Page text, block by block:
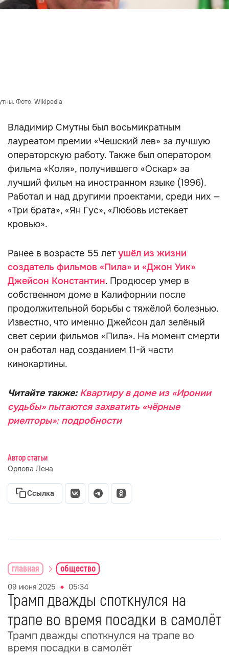
Фото: Wikipedia
Владимир Смутны был восьмикратным
лауреатом премии «Чешский лев» за лучшую
операторскую работу. Также был оператором
фильма «Коля», получившего «Оскар» за
лучший фильм на иностранном языке (1996).
Работал и над другими проектами, среди них —
«Три брата», «Ян Гус», «Любовь истекает
кровью».
Ранее в возрасте 55 летушёл из жизни
создатель фильмов «Пила» и «Джон Уик»
Джейсон Константин. Продюсер умер в
собственном доме в Калифорнии после
продолжительной борьбы с тяжёлой болезнью.
Известно, что именно Джейсон дал зелёный
свет серии фильмов «Пила». На момент смерти
он работал над созданием 11-й части
кинокартины.
Читайте также: Квартиру в доме из «Иронии
судьбы» пытаются захватить «чёрные
риелторы»: подробности
Автор статьи
Орлова Лена
Ссылка
главная общество
09 июня 2025 05:34
Трамп дважды споткнулся на
трапе во время посадки в самолёт
Трамп дважды споткнулся на трапе во
время посадки в самолёт